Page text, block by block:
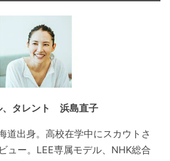
、タレント 浜島直子
道出身。高校在学中にスカウトさ
ュー。LEE専属モデル、NHK総合